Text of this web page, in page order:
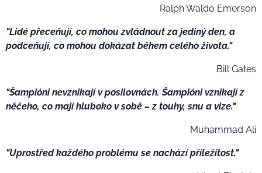
Ralph Waldo Emerson
"Lidé přeceňují, co mohou zvládnout za jediný den, a
podceňují, co mohou dokázat během celého života."
Bill Gates
"Šampióni nevznikají v posilovnách. Šampióni vznikají z
něčeho, co mají hluboko v sobě – z touhy, snu a vize."
Muhammad Ali
"Uprostřed každého problému se nachází příležitost."